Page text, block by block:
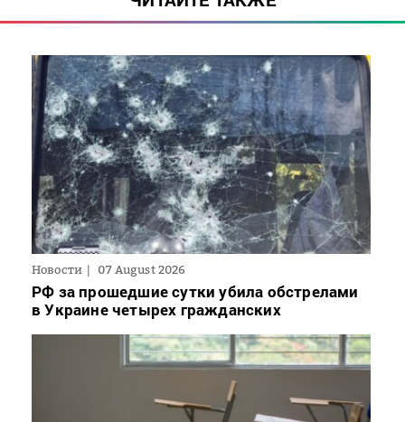
Новости 07 August 2026
РФ за прошедшие сутки убила обстрелами
в Украине четырех гражданских